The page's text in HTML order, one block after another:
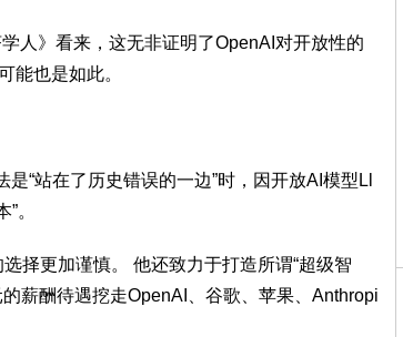
人》看来，这无非证明了OpenAI对开放性的
能也是如此。
“站在了历史错误的一边”时，因开放AI模型Ll
。
择更加谨慎。 他还致力于打造所谓“超级智
薪酬待遇挖走OpenAI、谷歌、苹果、Anthropi